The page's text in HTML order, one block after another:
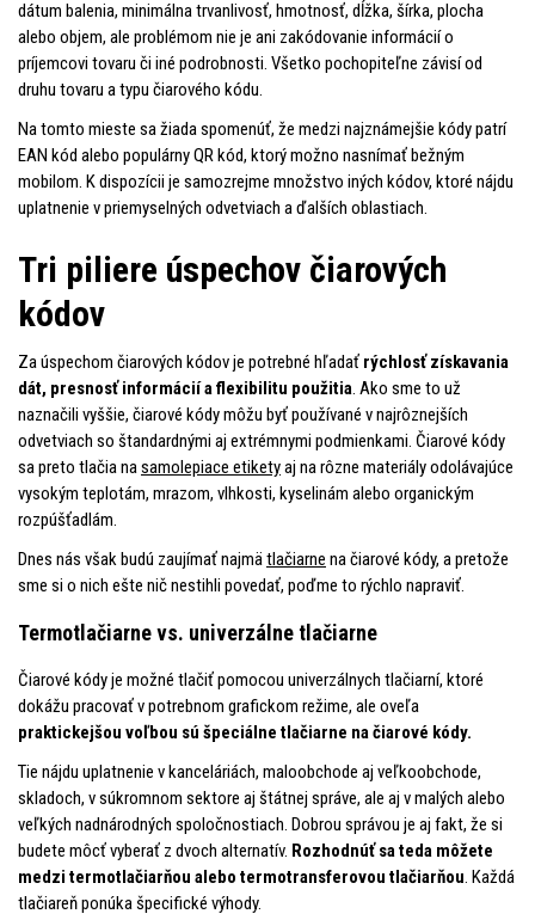
dátum balenia, minimálna trvanlivosť, hmotnosť, dĺžka, šírka, plocha
alebo objem, ale problémom nie je ani zakódovanie informácií o
príjemcovi tovaru či iné podrobnosti. Všetko pochopiteľne závisí od
druhu tovaru a typu čiarového kódu.
Na tomto mieste sa žiada spomenúť, že medzi najznámejšie kódy patrí
EAN kód alebo populárny QR kód, ktorý možno nasnímať bežným
mobilom. K dispozícii je samozrejme množstvo iných kódov, ktoré nájdu
uplatnenie v priemyselných odvetviach a ďalších oblastiach.
Tri piliere úspechov čiarových
kódov
Za úspechom čiarových kódov je potrebné hľadať rýchlosť získavania
dát, presnosť informácií a flexibilitu použitia. Ako sme to už
naznačili vyššie, čiarové kódy môžu byť používané v najrôznejších
odvetviach so štandardnými aj extrémnymi podmienkami. Čiarové kódy
sa preto tlačia nasamolepiace etiketyaj na rôzne materiály odolávajúce
vysokým teplotám, mrazom, vlhkosti, kyselinám alebo organickým
rozpúšťadlám.
Dnes nás však budú zaujímať najmätlačiarne na čiarové kódy, a pretože
sme si o nich ešte nič nestihli povedať, poďme to rýchlo napraviť.
Termotlačiarne vs. univerzálne tlačiarne
Čiarové kódy je možné tlačiť pomocou univerzálnych tlačiarní, ktoré
dokážu pracovať v potrebnom grafickom režime, ale oveľa
praktickejšou voľbou sú špeciálne tlačiarne na čiarové kódy.
Tie nájdu uplatnenie v kanceláriách, maloobchode aj veľkoobchode,
skladoch, v súkromnom sektore aj štátnej správe, ale aj v malých alebo
veľkých nadnárodných spoločnostiach. Dobrou správou je aj fakt, že si
budete môcť vyberať z dvoch alternatív. Rozhodnúť sa teda môžete
medzi termotlačiarňou alebo termotransferovou tlačiarňou. Každá
tlačiareň ponúka špecifické výhody.